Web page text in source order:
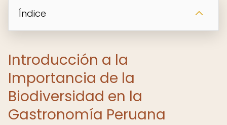
Índice
Introducción a la
Importancia de la
Biodiversidad en la
Gastronomía Peruana